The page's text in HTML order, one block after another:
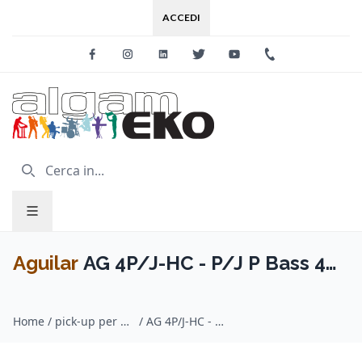
ACCEDI
FacebookInstagramLinkedinTwitter Youtube
Aguilar AG 4P/J-HC - P/J P Bass 4
Home / pick-up per basso / Aguilar / AG 4P/J-HC - P/J P Bass 4 Corde